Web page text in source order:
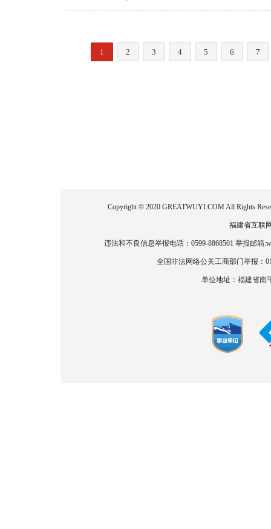
1 2 3 4 5 6 7
Copyright © 2020 GREATWUYI.COM All Rights
福建省互联
违法和不良信息举报电话：0599-8868501 举报邮箱
全国非法网络公关工商部门举报：
单位地址：福建省南